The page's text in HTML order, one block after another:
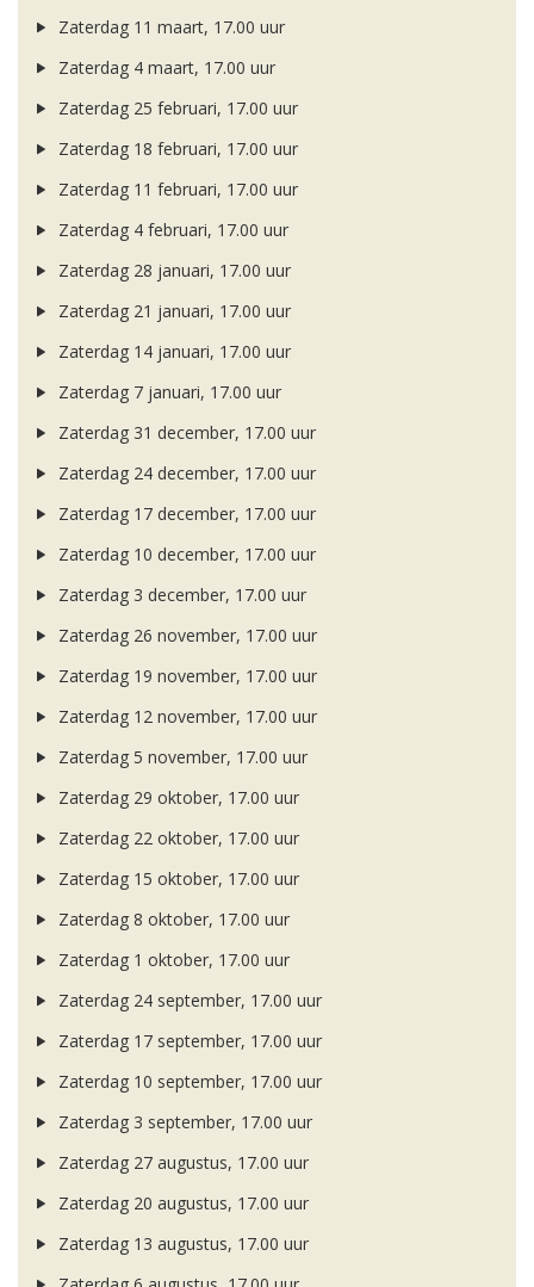
Zaterdag 11 maart, 17.00 uur
Zaterdag 4 maart, 17.00 uur
Zaterdag 25 februari, 17.00 uur
Zaterdag 18 februari, 17.00 uur
Zaterdag 11 februari, 17.00 uur
Zaterdag 4 februari, 17.00 uur
Zaterdag 28 januari, 17.00 uur
Zaterdag 21 januari, 17.00 uur
Zaterdag 14 januari, 17.00 uur
Zaterdag 7 januari, 17.00 uur
Zaterdag 31 december, 17.00 uur
Zaterdag 24 december, 17.00 uur
Zaterdag 17 december, 17.00 uur
Zaterdag 10 december, 17.00 uur
Zaterdag 3 december, 17.00 uur
Zaterdag 26 november, 17.00 uur
Zaterdag 19 november, 17.00 uur
Zaterdag 12 november, 17.00 uur
Zaterdag 5 november, 17.00 uur
Zaterdag 29 oktober, 17.00 uur
Zaterdag 22 oktober, 17.00 uur
Zaterdag 15 oktober, 17.00 uur
Zaterdag 8 oktober, 17.00 uur
Zaterdag 1 oktober, 17.00 uur
Zaterdag 24 september, 17.00 uur
Zaterdag 17 september, 17.00 uur
Zaterdag 10 september, 17.00 uur
Zaterdag 3 september, 17.00 uur
Zaterdag 27 augustus, 17.00 uur
Zaterdag 20 augustus, 17.00 uur
Zaterdag 13 augustus, 17.00 uur